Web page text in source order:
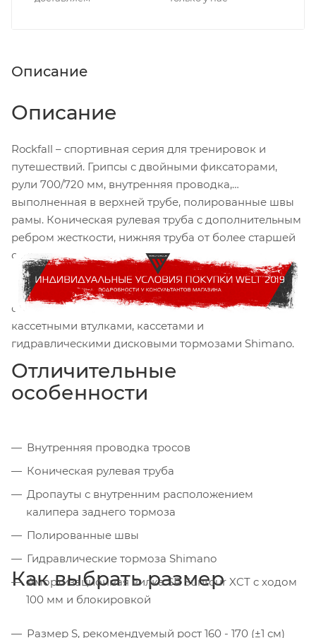
Описание
Описание
Rockfall – спортивная серия для тренировок и
путешествий. Грипсы с двойными фиксаторами,
рули 700/720 мм, внутренняя проводка,
выполненная в верхней трубе, полированные швы
рамы. Коническая рулевая труба с дополнительным
ребром жесткости, нижняя труба от более старшей
серии Rubicon и задний треугольник
с современными дропаутами и установленным в
перья калипером тормоза. Все модели серии
оборудованы 24-скоростной трансмиссией,
кассетными втулками, кассетами и
гидравлическими дисковыми тормозами Shimano.
Отличительные
особенности
Внутренняя проводка тросов
Коническая рулевая труба
Дропауты с внутренним расположением
калипера заднего тормоза
Полированные швы
Гидравлические тормоза Shimano
Амортизационная вилка SR Suntour XCT c ходом
100 мм и блокировкой
Как выбрать размер
Размер S, рекомендуемый рост 160 - 170 (±1 см)